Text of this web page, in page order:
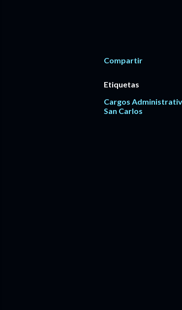
Compartir
Etiquetas
Cargos
San Carlos